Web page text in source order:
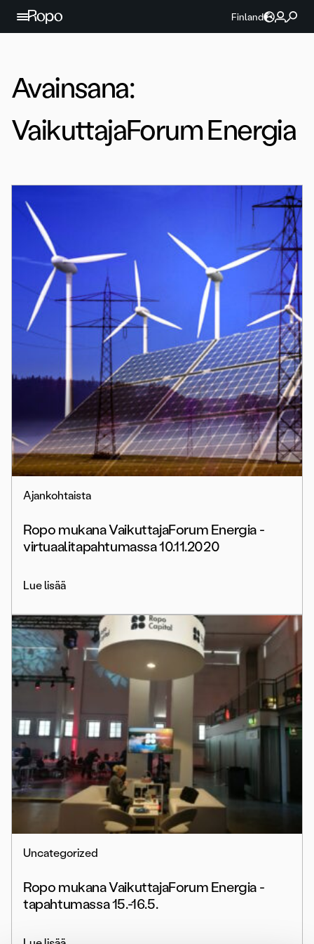
Jatka sisältöön
Finland
Avainsana:
VaikuttajaForum Energia
Ajankohtaista
Ropo mukana VaikuttajaForum Energia -
virtuaalitapahtumassa 10.11.2020
Lue lisää
Uncategorized
Ropo mukana VaikuttajaForum Energia -
tapahtumassa 15.-16.5.